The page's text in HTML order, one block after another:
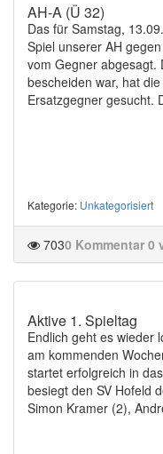
AH-A (Ü 32)
Das für Samstag,
Spiel unserer AH
vom Gegner abgesagt.
bescheiden war, hat
Ersatzgegner gesucht.
Kategorie: Unkategorisiert
7030 Kommentar 0
Aktive 1. Spieltag
Endlich geht es wieder
am kommenden
startet erfolgreich in
besiegt den SV Hofeld
Simon Kramer (2),